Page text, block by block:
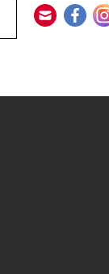
Durchsuchen